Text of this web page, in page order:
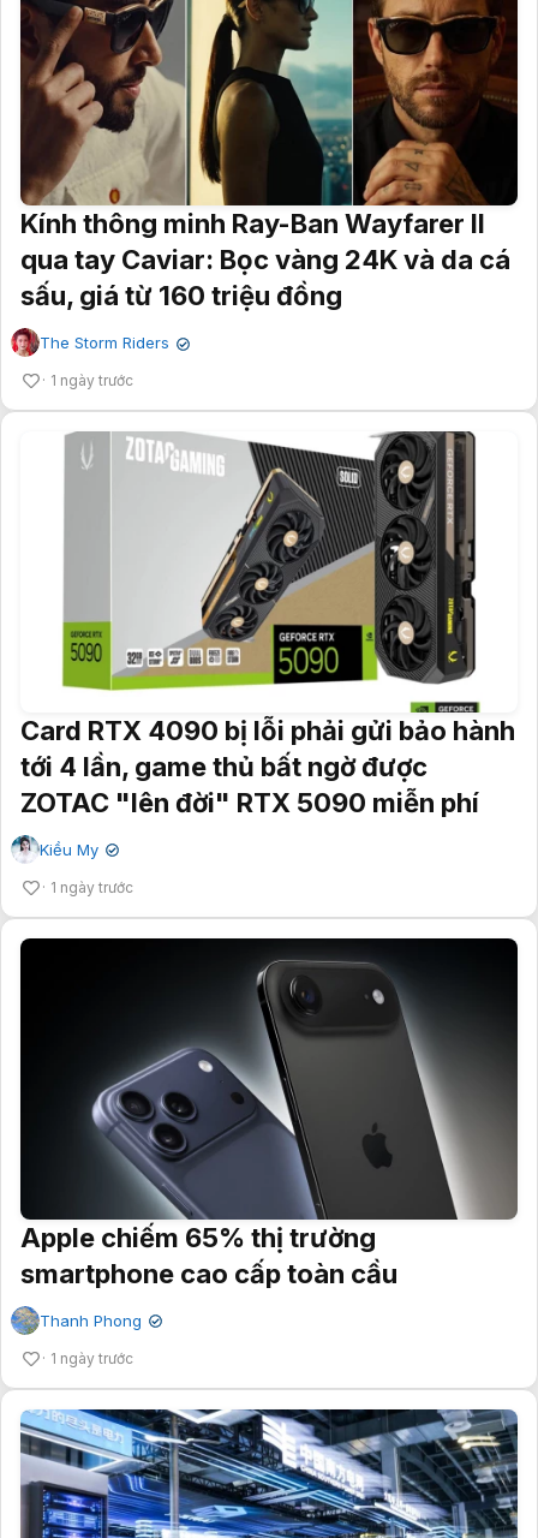
Kính thông minh Ray-Ban Wayfarer II
qua tay Caviar: Bọc vàng 24K và da cá
sấu, giá từ 160 triệu đồng
The Storm Riders ✔
1 ngày trước
Card RTX 4090 bị lỗi phải gửi bảo hành
tới 4 lần, game thủ bất ngờ được
ZOTAC "lên đời" RTX 5090 miễn phí
Kiều My ✔
1 ngày trước
Apple chiếm 65% thị trường
smartphone cao cấp toàn cầu
Thanh Phong ✔
1 ngày trước